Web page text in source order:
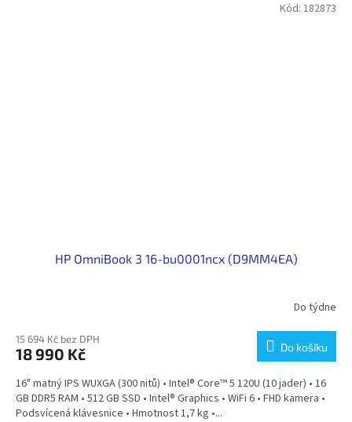
HP OmniBook 3 16-bu0001ncx (D9MM4EA)
Do týdne
15 694 Kč bez DPH
18 990 Kč Do košíku
16" matný IPS WUXGA (300 nitů) • Intel® Core™ 5 120U (10 jader) • 16
GB DDR5 RAM • 512 GB SSD • Intel® Graphics • WiFi 6 • FHD kamera •
Podsvícená klávesnice • Hmotnost 1,7 kg •...
Kód: 182873